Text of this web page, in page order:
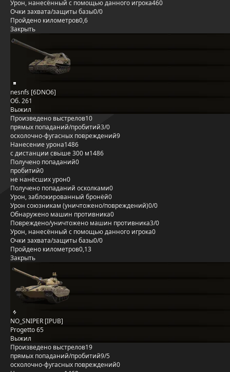
Урон, нанесённый с помощью данного игрока460
Очки захвата/защиты базы0/0
Пройдено километров0,6
Закрыть
nesnfs [6DNO6]
Об. 261
Выжил
Произведено выстрелов10
прямых попаданий/пробитий3/0
осколочно-фугасных повреждений9
Нанесение урона1486
с дистанции свыше 300 м1486
Получено попаданий0
пробитий0
не нанёсших урон0
Получено попаданий осколками0
Урон, заблокированный бронёй0
Урон союзникам (уничтожено/повреждений)0/0
Обнаружено машин противника0
Повреждено/уничтожено машин противника3/0
Урон, нанесённый с помощью данного игрока0
Очки захвата/защиты базы0/0
Пройдено километров0,13
Закрыть
NO_SNIPER [IPUB]
Progetto 65
Выжил
Произведено выстрелов19
прямых попаданий/пробитий9/5
осколочно-фугасных повреждений0